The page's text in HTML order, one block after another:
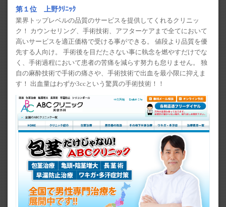
第１位 上野ｸﾘﾆｯｸ
業界トップレベルの品質のサービスを提供してくれるクリニッ
ク！ カウンセリング、手術技術、アフターケアまで全てにおいて
高いサービスを適正価格で受ける事ができる。 値段より品質を優
先する人向け。 手術後を目だたさない事に執念を燃やすだけでな
く、手術過程において患者の苦痛を減らす努力も怠りません。 独
自の麻酔技術で手術の痛さや、手術技術で出血を最小限に抑えま
す！ 出血量はわずか3ccという驚異の手術技術！！